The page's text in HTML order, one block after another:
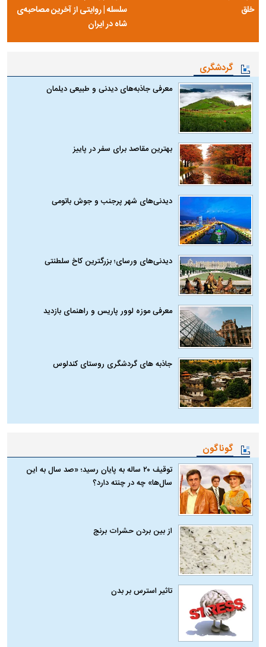
خلق
سلسله | روایتی از آخرین مصاحبه‌ی
شاه در ایران
گردشگری
معرفی جاذبه‌های دیدنی و طبیعی دیلمان
بهترین مقاصد برای سفر در پاییز
دیدنی‌های شهر پرجنب و جوش باتومی
دیدنی‌های ورسای؛ بزرگترین کاخ سلطنتی
معرفی موزه لوور پاریس و راهنمای بازدید
جاذبه های گردشگری روستای کندلوس
گوناگون
توقیف ۲۰ ساله به پایان رسید؛ «صد سال به این
سال‌ها» چه در چنته دارد؟
از بین بردن حشرات برنج
تاثیر استرس بر بدن